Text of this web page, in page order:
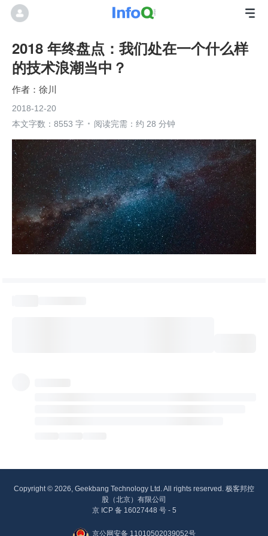
2018 年终盘点：我们处在一个什么样
的技术浪潮当中？
徐川
2018-12-20
本文字数：8553 字
阅读完需：约 28 分钟
Copyright © 2026, Geekbang Technology Ltd. All rights reserved. 极客邦控
股（北京）有限公司
京 ICP 备 16027448 号 - 5
京公网安备 11010502039052号